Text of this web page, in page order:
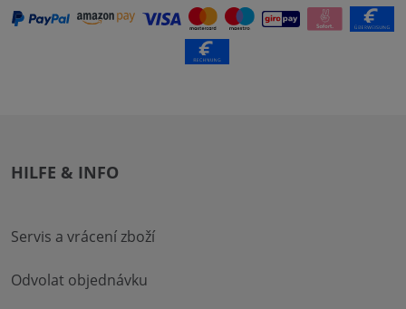
HILFE & INFO
Servis a vrácení zboží
Odvolat objednávku